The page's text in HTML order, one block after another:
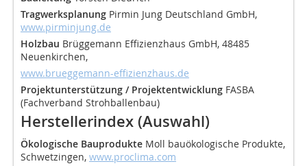
Tragwerksplanung Pirmin Jung Deutschland GmbH,
www.pirminjung.de
Holzbau Brüggemann Effizienzhaus GmbH, 48485
Neuenkirchen,
www.brueggemann-effizienzhaus.de
Projektunterstützung / Projektentwicklung FASBA
(Fachverband Strohballenbau)
Herstellerindex (Auswahl)
Ökologische Bauprodukte Moll bauökologische Produkte,
Schwetzingen, www.proclima.com